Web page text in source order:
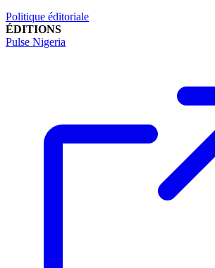
Politique éditoriale
ÉDITIONS
Pulse Nigeria